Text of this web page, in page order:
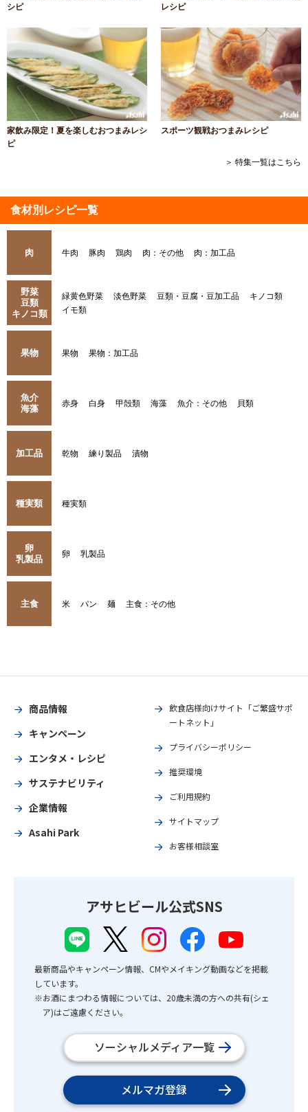
シピ
レシピ
家飲み限定！夏を楽しむおつまみレシ
ピ
スポーツ観戦おつまみレシピ
＞ 特集一覧はこちら
食材別レシピ一覧
肉 牛肉 豚肉 鶏肉 肉：その他 肉：加工品
野菜
豆類
キノコ類
緑黄色野菜 淡色野菜 豆類・豆腐・豆加工品
キノコ類
イモ類
果物 果物 果物：加工品
魚介
海藻
赤身 白身 甲殻類 海藻 魚介：その他 貝類
加工品 乾物 練り製品 漬物
種実類 種実類
卵
乳製品
卵 乳製品
主食 米 パン 麺 主食：その他
商品情報
キャンペーン
エンタメ・レシピ
サステナビリティ
企業情報
Asahi Park
飲食店様向けサイト「ご繁盛サポ
ートネット」
プライバシーポリシー
推奨環境
ご利用規約
サイトマップ
お客様相談室
アサヒビール公式SNS
最新商品やキャンペーン情報、CMやメイキング動画などを掲載
しています。
※お酒にまつわる情報については、20歳未満の方への共有(シェ
ア)はご遠慮ください。
ソーシャルメディア一覧
メルマガ登録